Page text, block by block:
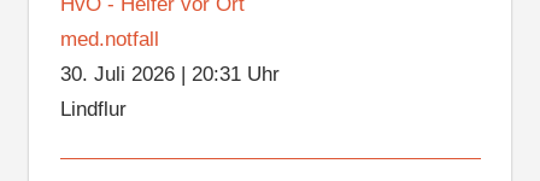
med.notfall
30. Juli 2026| 20:31 Uhr
Lindflur